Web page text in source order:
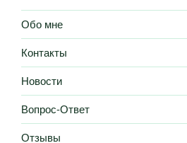
Обо мне
Контакты
Новости
Вопрос-Ответ
Отзывы